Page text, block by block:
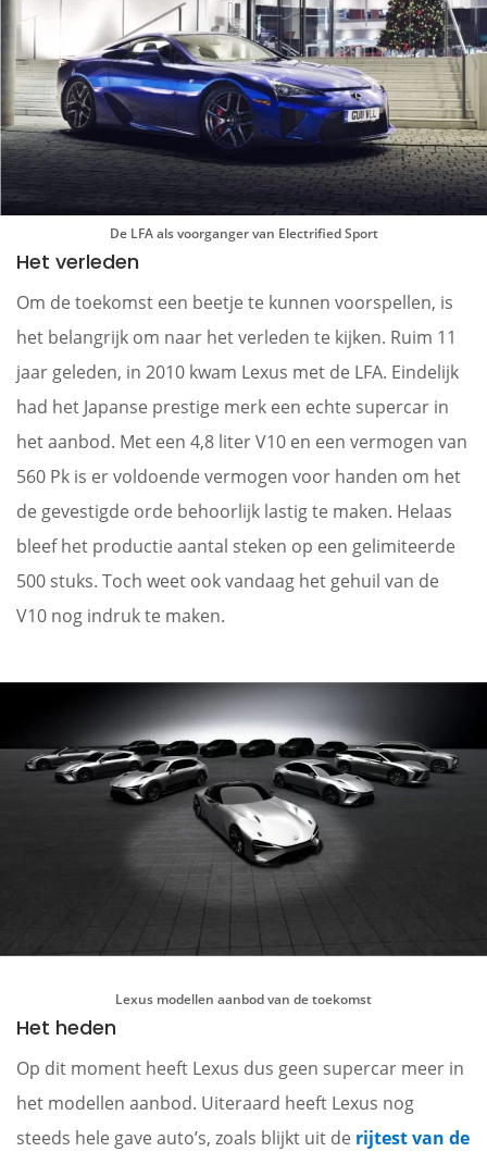
De LFA als voorganger van Electrified Sport
Het verleden
Om de toekomst een beetje te kunnen voorspellen, is
het belangrijk om naar het verleden te kijken. Ruim 11
jaar geleden, in 2010 kwam Lexus met de LFA. Eindelijk
had het Japanse prestige merk een echte supercar in
het aanbod. Met een 4,8 liter V10 en een vermogen van
560 Pk is er voldoende vermogen voor handen om het
de gevestigde orde behoorlijk lastig te maken. Helaas
bleef het productie aantal steken op een gelimiteerde
500 stuks. Toch weet ook vandaag het gehuil van de
V10 nog indruk te maken.
Lexus modellen aanbod van de toekomst
Het heden
Op dit moment heeft Lexus dus geen supercar meer in
het modellen aanbod. Uiteraard heeft Lexus nog
steeds hele gave auto’s, zoals blijkt uit de rijtest van de